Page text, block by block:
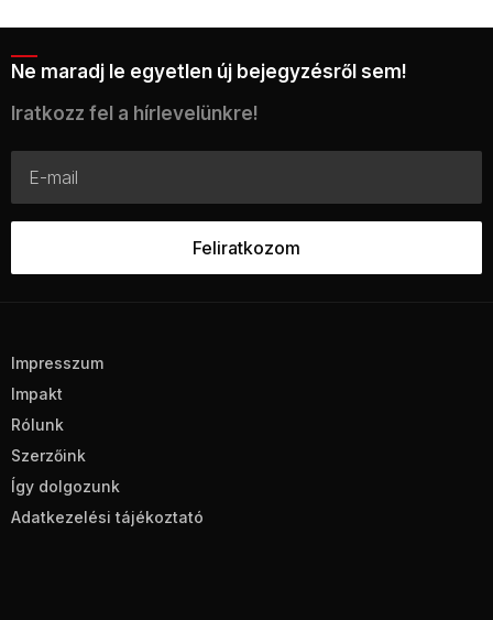
Ne maradj le egyetlen új bejegyzésről sem!
Iratkozz fel a hírlevelünkre!
Impresszum
Impakt
Rólunk
Szerzőink
Így dolgozunk
Adatkezelési tájékoztató